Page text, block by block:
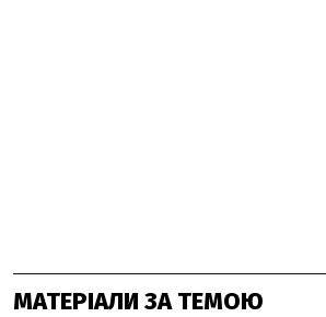
МАТЕРІАЛИ ЗА ТЕМОЮ